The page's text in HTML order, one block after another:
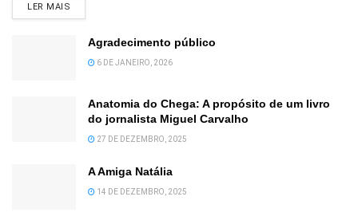
LER MAIS
Agradecimento público
6 DE JANEIRO, 2026
Anatomia do Chega: A propósito de um livro
do jornalista Miguel Carvalho
27 DE DEZEMBRO, 2025
A Amiga Natália
14 DE DEZEMBRO, 2025